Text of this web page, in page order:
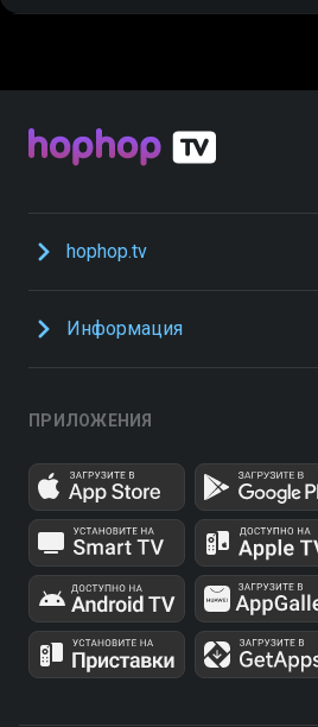
hophop.tv
Информация
ПРИЛОЖЕНИЯ